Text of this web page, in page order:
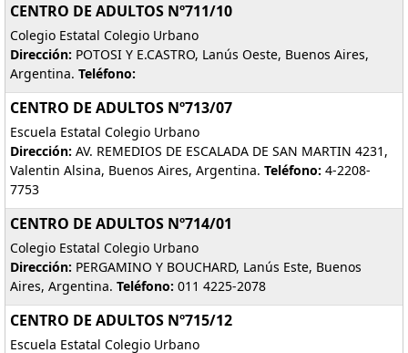
CENTRO DE ADULTOS Nº711/10
Colegio Estatal Colegio Urbano
Dirección: POTOSI Y E.CASTRO, Lanús Oeste, Buenos Aires,
Argentina. Teléfono:
CENTRO DE ADULTOS Nº713/07
Escuela Estatal Colegio Urbano
Dirección: AV. REMEDIOS DE ESCALADA DE SAN MARTIN 4231,
Valentin Alsina, Buenos Aires, Argentina. Teléfono: 4-2208-
7753
CENTRO DE ADULTOS Nº714/01
Colegio Estatal Colegio Urbano
Dirección: PERGAMINO Y BOUCHARD, Lanús Este, Buenos
Aires, Argentina. Teléfono: 011 4225-2078
CENTRO DE ADULTOS Nº715/12
Escuela Estatal Colegio Urbano